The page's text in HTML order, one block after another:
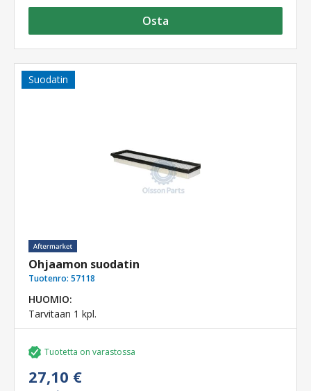
Osta
Suodatin
Ohjaamon suodatin
Tuotenro: 57118
HUOMIO:
Tarvitaan 1 kpl.
Tuotetta on varastossa
27,10 €